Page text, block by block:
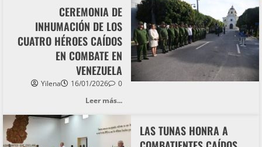
CEREMONIA DE
INHUMACIÓN DE LOS
CUATRO HÉROES CAÍDOS
EN COMBATE EN
VENEZUELA
Yilena 16/01/2026
0
Leer más...
LAS TUNAS HONRA A